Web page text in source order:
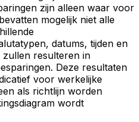
zijn alleen waar voor
mogelijk niet alle
datums, tijden en
zullen resulteren in
Deze resultaten
voor werkelijke
als richtlijn worden
wordt